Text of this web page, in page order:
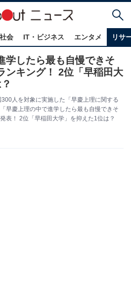
社会 IT・ビジネス エンタメ リサ
学したら最も自慢できそ
ンキング！ 2位「早稲田大
人を対象に実施した「早慶上理に関する
早慶上理の中で進学したら最も自慢できそ
表！ 2位「早稲田大学」を抑えた1位は？